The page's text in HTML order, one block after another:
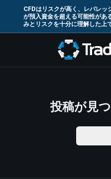
CFDはリスクが高く、レバレッ
が預入資金を超える可能性があ
みとリスクを十分に理解した上
投稿が見